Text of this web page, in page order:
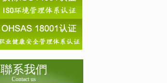
聯系我們
Contact us